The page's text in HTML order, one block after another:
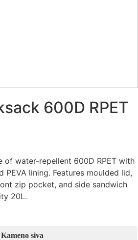
600D RPET
of water-repellent 600D RPET with
PEVA lining. Features moulded lid,
zip pocket, and side sandwich
20L.
Kameno siva